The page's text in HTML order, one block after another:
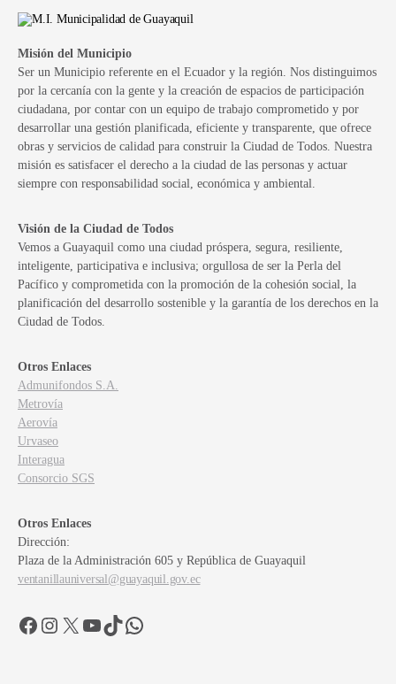
Misión del Municipio
Ser un Municipio referente en el Ecuador y la región. Nos distinguimos
por la cercanía con la gente y la creación de espacios de participación
ciudadana, por contar con un equipo de trabajo comprometido y por
desarrollar una gestión planificada, eficiente y transparente, que ofrece
obras y servicios de calidad para construir la Ciudad de Todos. Nuestra
misión es satisfacer el derecho a la ciudad de las personas y actuar
siempre con responsabilidad social, económica y ambiental.
Visión de la Ciudad de Todos
Vemos a Guayaquil como una ciudad próspera, segura, resiliente,
inteligente, participativa e inclusiva; orgullosa de ser la Perla del
Pacífico y comprometida con la promoción de la cohesión social, la
planificación del desarrollo sostenible y la garantía de los derechos en la
Ciudad de Todos.
Otros Enlaces
Admunifondos S.A.
Metrovía
Aerovía
Urvaseo
Interagua
Consorcio SGS
Otros Enlaces
Dirección:
Plaza de la Administración 605 y República de Guayaquil
ventanillauniversal@guayaquil.gov.ec
FacebookInstagram
X YouTube
TikTokWhatsApp